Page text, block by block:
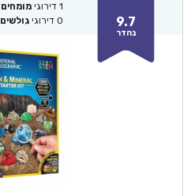
9.7
נהדר
1 דירוגי מומחים
0 דירוגי גולשים